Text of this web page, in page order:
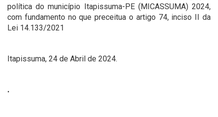
política do município Itapissuma-PE (MICASSUMA) 2024,
com fundamento no que preceitua o artigo 74, inciso II da
Lei 14.133/2021
Itapissuma, 24 de Abril de 2024.
.